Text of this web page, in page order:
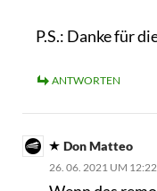
P.S.: Danke für
ANTWORTEN
Don Matteo
26. 06. 2021 UM